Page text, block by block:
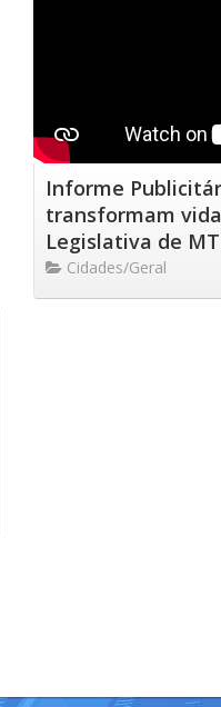
Informe
transformam
Legislativa de MT
Cidades/Geral